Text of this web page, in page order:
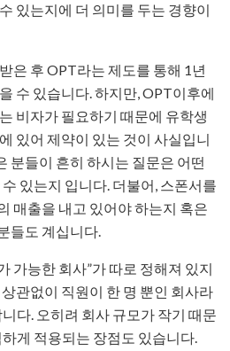
있는지에 더 의미를 두는 경향이
은 후 OPT라는 제도를 통해 1년
수 있습니다. 하지만, OPT이후에
비자가 필요하기 때문에 유학생
있어 제약이 있는 것이 사실입니
분들이 흔히 하시는 질문은 어떤
있는지 입니다. 더불어, 스폰서를
매출을 내고 있어야 하는지 혹은
들도 계십니다.
가능한 회사”가 따로 정해져 있지
관없이 직원이 한 명 뿐인 회사라
다. 오히려 회사 규모가 작기 때문
게 적용되는 장점도 있습니다.